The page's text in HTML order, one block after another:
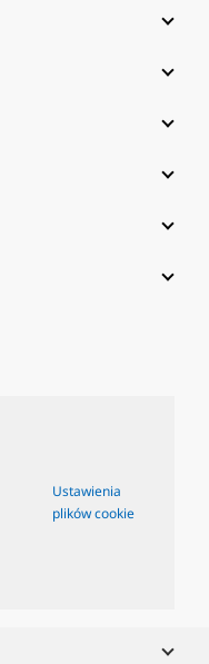
Ustawienia
plików cookie